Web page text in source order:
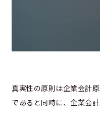
真実性の原則は企業会計
であると同時に、企業会